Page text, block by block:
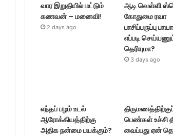
வார இறுதியில் மட்டும்
கணவன் – மனைவி!
2 days ago
ஆடி வெள்ளி
கோதுமை ரவா
பாசிப்பருப்பு
எப்படி
தெரியுமா?
3 days ago
எந்தப் பழம் உடல்
ஆரோக்கியத்திற்கு
அதிக நன்மை பயக்கும்?
பெண்கள் உச்சி
வைப்பது ஏன்